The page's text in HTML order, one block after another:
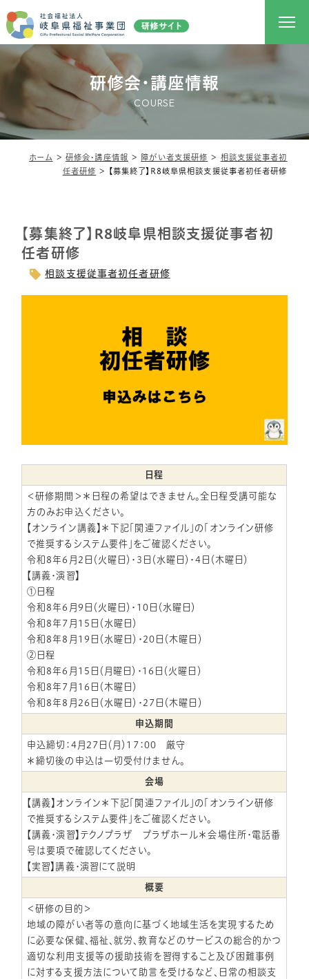
研修会・講座情報
COURSE
ホーム ＞ 研修会・講座情報 ＞ 障がい者支援研修 ＞ 相談支援従事者初
任者研修 ＞ 【募集終了】R8岐阜県相談支援従事者初任者研修
【募集終了】R8岐阜県相談支援従事者初
任者研修
相談支援従事者初任者研修
日程
＜研修期間＞＊日程の希望はできません。全日程受講可能な
方のみお申込ください。
【オンライン講義】＊下記「関連ファイル」の「オンライン研修
で推奨するシステム要件」をご確認ください。
令和8年6月2日（火曜日）・3日（水曜日）・4日（木曜日）
【講義・演習】
①日程
令和8年6月9日（火曜日）・10日（水曜日）
令和8年7月15日（水曜日）
令和8年8月19日（水曜日）・20日（木曜日）
②日程
令和8年6月15日（月曜日）・16日（火曜日）
令和8年7月16日（木曜日）
令和8年8月26日（水曜日）・27日（木曜日）
申込期間
申込締切：4月27日（月）17：00 厳守
＊締切後の申込は一切受付けません。
会場
【講義】オンライン＊下記「関連ファイル」の「オンライン研修
で推奨するシステム要件」をご確認ください。
【講義・演習】テクノプラザ プラザホール＊会場住所・電話番
号は要項で確認してください。
【実習】講義・演習にて説明
概要
＜研修の目的＞
地域の障がい者等の意向に基づく地域生活を実現するため
に必要な保健、福祉、就労、教育などのサービスの総合的かつ
適切な利用支援等の援助技術を習得すること及び困難事例
に対する支援方法について助言を受けるなど、日常の相談支